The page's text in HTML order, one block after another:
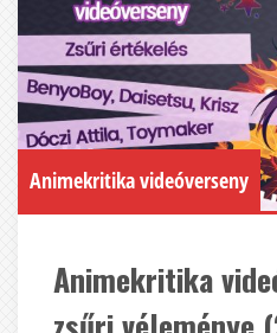
Animekritika videóverseny
Animekritika